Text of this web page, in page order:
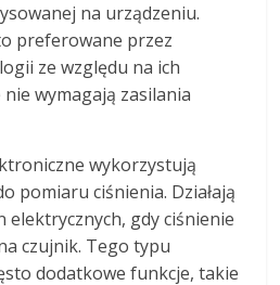
na urządzeniu.
preferowane przez
ze względu na ich
wymagają zasilania
wykorzystują
pomiaru ciśnienia. Działają
elektrycznych, gdy ciśnienie
czujnik. Tego typu
dodatkowe funkcje, takie